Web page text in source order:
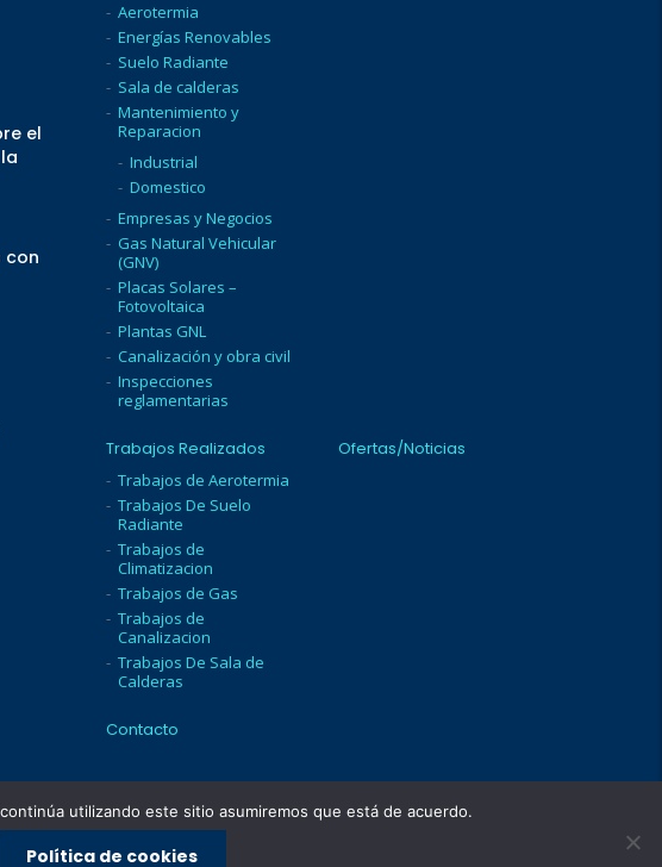
el
con
Aerotermia
Energías Renovables
Suelo Radiante
Sala de calderas
Mantenimiento y
Reparacion
Industrial
Domestico
Empresas y Negocios
Gas Natural Vehicular
(GNV)
Placas Solares –
Fotovoltaica
Plantas GNL
Canalización y obra civil
Inspecciones
reglamentarias
Trabajos Realizados
Trabajos de Aerotermia
Trabajos De Suelo
Radiante
Trabajos de
Climatizacion
Trabajos de Gas
Trabajos de
Canalizacion
Trabajos De Sala de
Calderas
Ofertas/Noticias
Contacto
utilizando este sitio asumiremos que está de acuerdo.
Política de cookies